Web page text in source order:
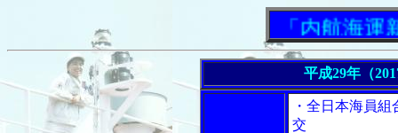
「内航海運新聞
平成29年（
・全日本海員
交